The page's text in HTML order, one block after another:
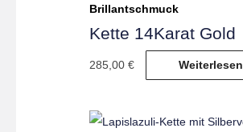
Brillantschmuck
Kette 14Karat Gold
285,00€ Weiterlesen